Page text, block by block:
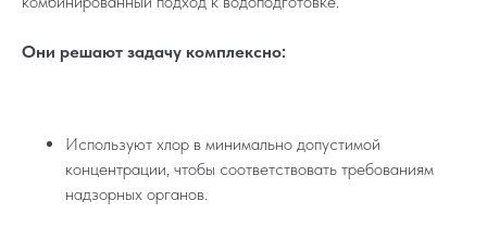
Они решают задачу комплексно:
Используют хлор в минимально допустимой
концентрации, чтобы соответствовать требованиям
надзорных органов.